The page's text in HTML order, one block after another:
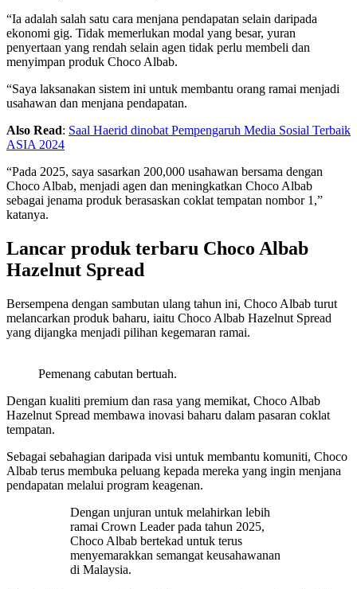
“Ia adalah salah satu cara menjana pendapatan selain daripada
ekonomi gig. Tidak memerlukan modal yang besar, yuran
penyertaan yang rendah selain agen tidak perlu membeli dan
menyimpan produk Choco Albab.
“Saya laksanakan sistem ini untuk membantu orang ramai menjadi
usahawan dan menjana pendapatan.
Also Read: Saal Haerid dinobat Pempengaruh Media Sosial Terbaik
ASIA 2024
“Pada 2025, saya sasarkan 200,000 usahawan bersama dengan
Choco Albab, menjadi agen dan meningkatkan Choco Albab
sebagai jenama produk berasaskan coklat tempatan nombor 1,”
katanya.
Lancar produk terbaru Choco Albab
Hazelnut Spread
Bersempena dengan sambutan ulang tahun ini, Choco Albab turut
melancarkan produk baharu, iaitu Choco Albab Hazelnut Spread
yang dijangka menjadi pilihan kegemaran ramai.
Pemenang cabutan bertuah.
Dengan kualiti premium dan rasa yang memikat, Choco Albab
Hazelnut Spread membawa inovasi baharu dalam pasaran coklat
tempatan.
Sebagai sebahagian daripada visi untuk membantu komuniti, Choco
Albab terus membuka peluang kepada mereka yang ingin menjana
pendapatan melalui program keagenan.
Dengan unjuran untuk melahirkan lebih
ramai Crown Leader pada tahun 2025,
Choco Albab bertekad untuk terus
menyemarakkan semangat keusahawanan
di Malaysia.